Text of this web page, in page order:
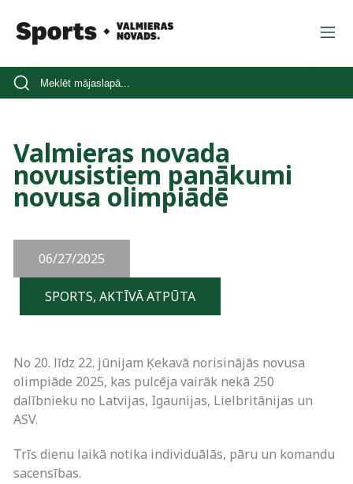
Valmieras novada
novusistiem panākumi
novusa olimpiādē
06/27/2025
SPORTS, AKTĪVĀ ATPŪTA
No 20. līdz 22. jūnijam Ķekavā norisinājās novusa
olimpiāde 2025, kas pulcēja vairāk nekā 250
dalībnieku no Latvijas, Igaunijas, Lielbritānijas un
ASV.
Trīs dienu laikā notika individuālās, pāru un komandu
sacensības.